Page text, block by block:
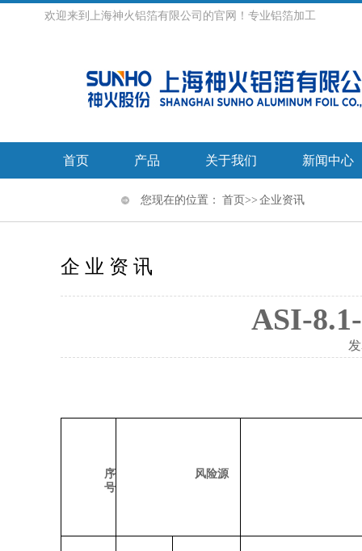
欢迎来到上海神火铝箔有限公司的官网！专业铝箔加工
首页 产品 关于我们 新闻中心
您现在的位置： 首页 >> 企业资讯
企业资讯
ASI-
序
号
风险源